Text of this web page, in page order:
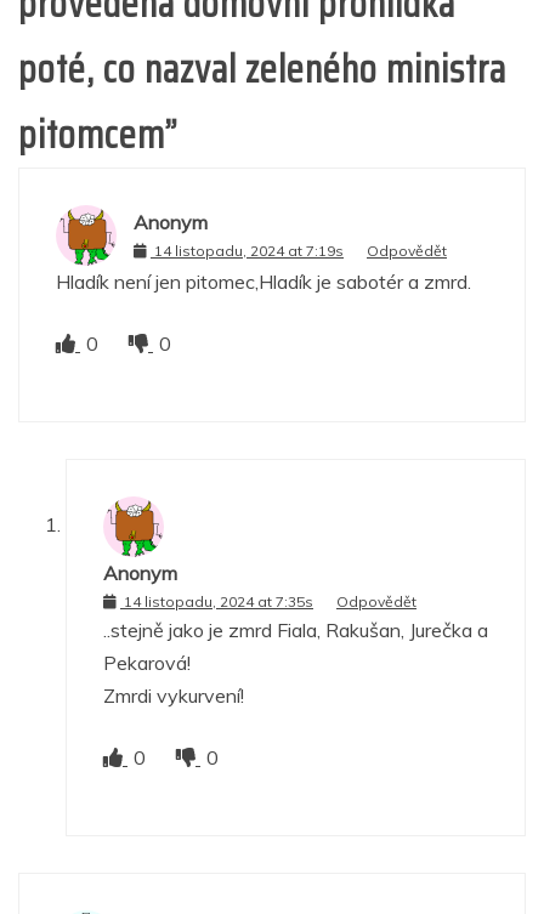
poté, co nazval zeleného ministra
pitomcem”
Anonym
14 listopadu, 2024 at 7:19s Odpovědět
Hladík není jen pitomec,Hladík je sabotér a zmrd.
0 0
Anonym
14 listopadu, 2024 at 7:35s Odpovědět
..stejně jako je zmrd Fiala, Rakušan, Jurečka a
Pekarová!
Zmrdi vykurvení!
0 0